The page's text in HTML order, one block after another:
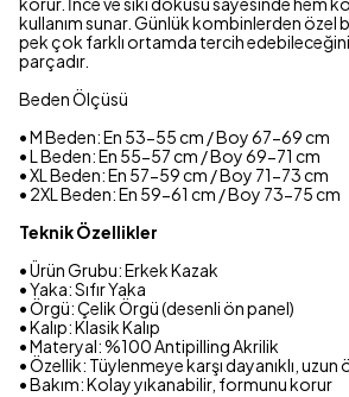
kullanım sunar. Günlük kombinlerden özel
pek çok farklı ortamda tercih
parçadır.
Beden Ölçüsü
• M Beden: En 53-55 cm / Boy 67-69 cm
• L Beden: En 55-57 cm / Boy 69-71 cm
• XL Beden: En 57-59 cm / Boy 71-73 cm
• 2XL Beden: En 59-61 cm / Boy 73-75 cm
Teknik Özellikler
• Ürün Grubu: Erkek Kazak
• Yaka: Sıfır Yaka
• Örgü: Çelik Örgü (desenli ön panel)
• Kalıp: Klasik Kalıp
• Materyal: %100 Antipilling Akrilik
• Özellik: Tüylenmeye karşı dayanıklı, uzun
• Bakım: Kolay yıkanabilir, formunu korur